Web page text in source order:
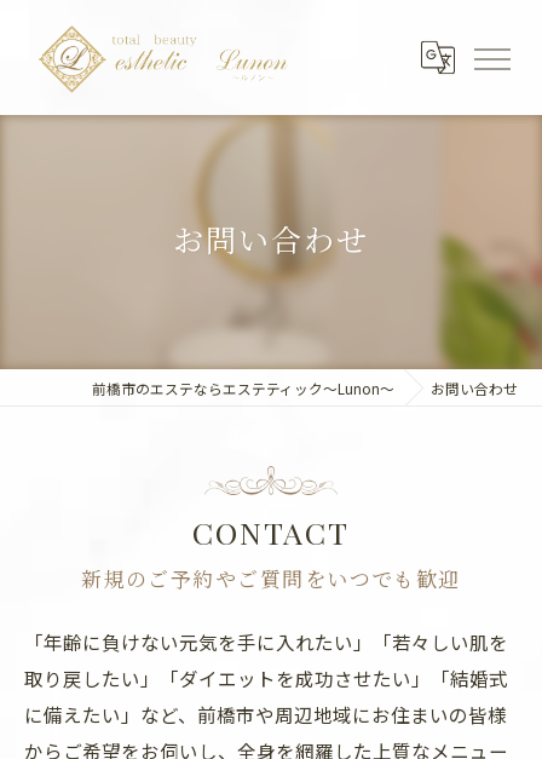
お問い合わせ
前橋市のエステならエステティック～Lunon～ お問い合わせ
新規のご予約やご質問をいつでも歓迎
CONTACT
「年齢に負けない元気を手に入れたい」「若々しい肌を
取り戻したい」「ダイエットを成功させたい」「結婚式
に備えたい」など、前橋市や周辺地域にお住まいの皆様
からご希望をお伺いし、全身を網羅した上質なメニュー